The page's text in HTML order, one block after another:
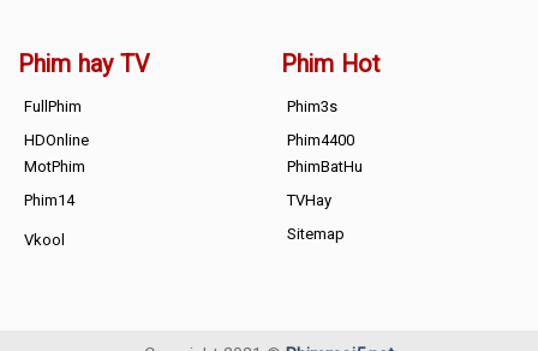
Phim hay TV
FullPhim
HDOnline
MotPhim
Phim14
Vkool
Phim Hot
Phim3s
Phim4400
PhimBatHu
TVHay
Sitemap